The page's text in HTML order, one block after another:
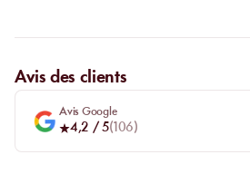
Avis des clients
Avis Google
4,2 / 5( 106)